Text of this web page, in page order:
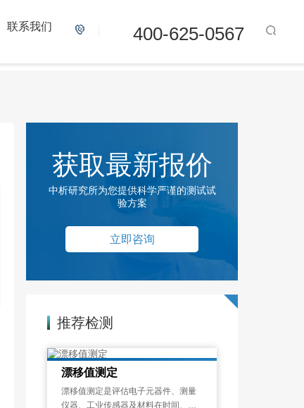
400-625-0567
联系我们
获取最新报价
中析研究所为您提供科学严谨的测试试
验方案
立即咨询
推荐检测
漂移值测定
漂移值测定是评估电子元器件、测量
仪器、工业传感器及材料在时间、温